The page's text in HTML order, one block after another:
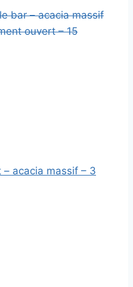
bar – acacia massif
ouvert – 15
acacia massif – 3